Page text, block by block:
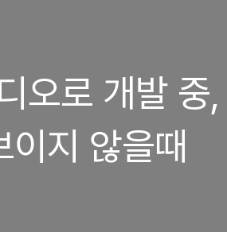
오로 개발 중,
지 않을때